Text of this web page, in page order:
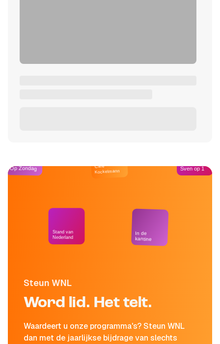
Steun WNL
Word lid. Het telt.
Waardeert u onze programma's? Steun WNL
dan met de jaarlijkse bijdrage van slechts
Op Zondag
Stand van
Nederland
Café
Kockelmann
In de
kantine
Sven op 1